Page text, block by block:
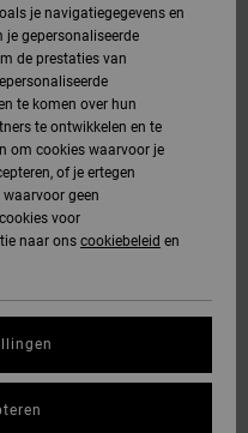
je navigatiegegevens en
je gepersonaliseerde
de prestaties van
te komen over hun
te ontwikkelen en te
om cookies waarvoor je
of je ertegen
geen
voor
naar ons cookiebeleid en